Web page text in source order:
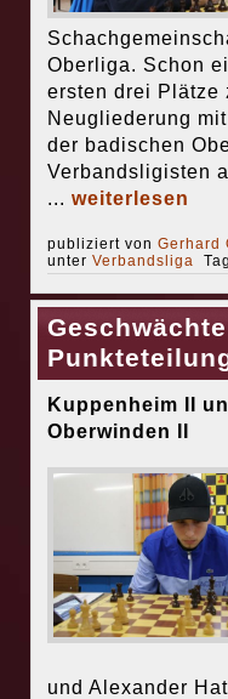
Oberliga. Schon
ersten drei Plätze
Neugliederung
der badischen
Verbandsligisten
... weiterlesen
publiziert von Gerhard
unter Verbandsliga
Kuppenheim II
Oberwinden II
und Alexander